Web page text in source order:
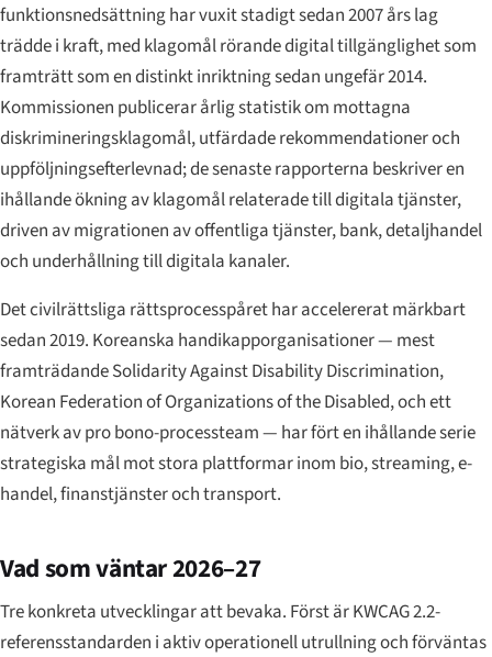
funktionsnedsättning har vuxit stadigt sedan 2007 års lag
trädde i kraft, med klagomål rörande digital tillgänglighet som
framträtt som en distinkt inriktning sedan ungefär 2014.
Kommissionen publicerar årlig statistik om mottagna
diskrimineringsklagomål, utfärdade rekommendationer och
uppföljningsefterlevnad; de senaste rapporterna beskriver en
ihållande ökning av klagomål relaterade till digitala tjänster,
driven av migrationen av offentliga tjänster, bank, detaljhandel
och underhållning till digitala kanaler.
Det civilrättsliga rättsprocesspåret har accelererat märkbart
sedan 2019. Koreanska handikapporganisationer — mest
framträdande Solidarity Against Disability Discrimination,
Korean Federation of Organizations of the Disabled, och ett
nätverk av pro bono-processteam — har fört en ihållande serie
strategiska mål mot stora plattformar inom bio, streaming, e-
handel, finanstjänster och transport.
Vad som väntar 2026–27
Tre konkreta utvecklingar att bevaka. Först är KWCAG 2.2-
referensstandarden i aktiv operationell utrullning och förväntas